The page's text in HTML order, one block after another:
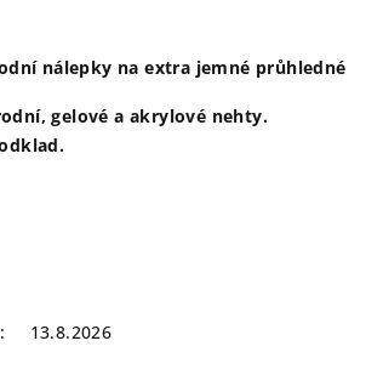
nálepky na extra jemné průhledné
gelové a akrylové nehty.
13.8.2026